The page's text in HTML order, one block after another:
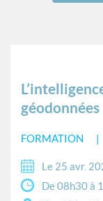
géodonnées
FORMATION
Le 25 avr.
De 08h30 à